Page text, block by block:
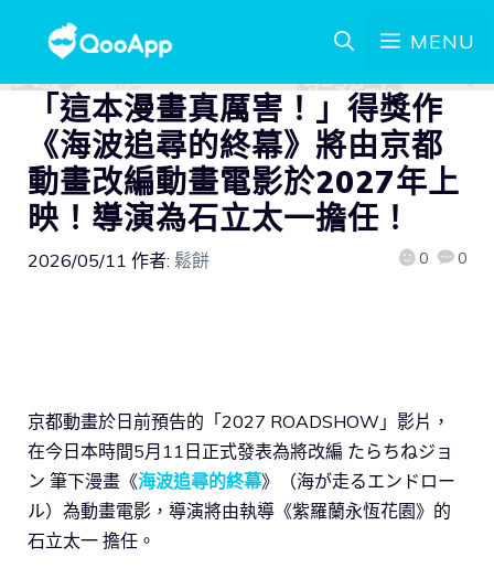
MENU
「這本漫畫真厲害！」得獎作
《海波追尋的終幕》將由京都
動畫改編動畫電影於2027年上
映！導演為石立太一擔任！
2026/05/11 作者: 鬆餅 0 0
京都動畫於日前預告的「2027 ROADSHOW」影片，
在今日本時間5月11日正式發表為將改編 たらちねジョ
ン 筆下漫畫《海波追尋的終幕》（海が走るエンドロー
ル）為動畫電影，導演將由執導《紫羅蘭永恆花園》的
石立太一 擔任。